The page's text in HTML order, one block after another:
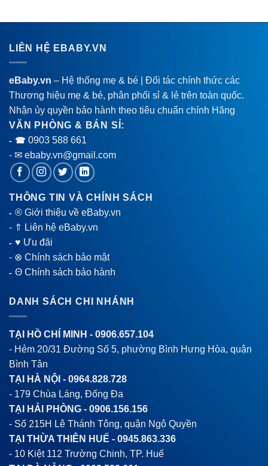
LIÊN HỆ EBABY.VN
eBaby.vn – Hệ thống mẹ & bé | Đối tác chính thức các
Thương hiệu mẹ & bé, phân phối sỉ & lẻ trên toàn quốc.
Nhận ủy quyền bảo hành theo tiêu chuẩn chính Hãng
VĂN PHÒNG & BÁN SỈ:
- ☎ 0903 588 661
- ✉ ebaby.vn@gmail.com
THÔNG TIN VÀ CHÍNH SÁCH
-® Giới thiệu về eBaby.vn
- ⇑ Liên hệ eBaby.vn
-♥ Ưu đãi
- ⊗ Chính sách bảo mật
-Θ Chính sách bảo hành
DANH SÁCH CHI NHÁNH
TẠI HỒ CHÍ MINH - 0906.657.104
- Hẻm 20/31 Đường Số 5, phường Bình Hưng Hòa, quận
Bình Tân
TẠI HÀ NỘI - 0964.828.728
- 179 Chùa Láng, Đống Đa
TẠI HẢI PHÒNG - 0906.156.156
- Số 215H Lê Thánh Tông, quận Ngô Quyền
TẠI THỪA THIÊN HUẾ - 0945.863.336
- 10 Kiệt 112 Trường Chinh, TP. Huế